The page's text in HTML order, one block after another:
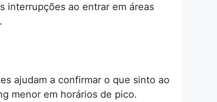
interrupções ao entrar em áreas
ajudam a confirmar o que sinto ao
menor em horários de pico.